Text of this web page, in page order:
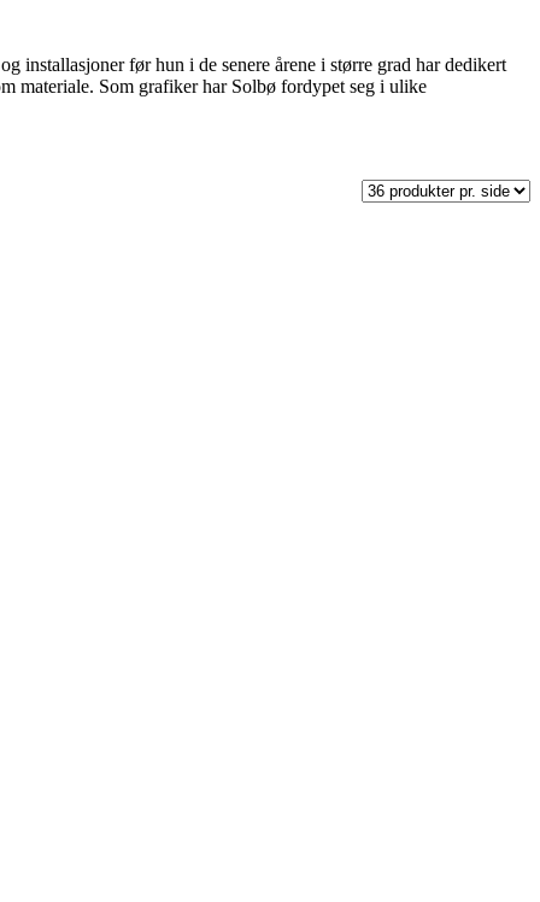
før hun i de senere årene i større grad har dedikert
materiale. Som grafiker har Solbø fordypet seg i ulike